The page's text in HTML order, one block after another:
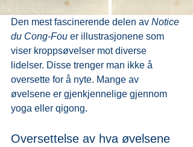
Den mest fascinerende delen av Notice
du Cong-Fou er illustrasjonene som
viser kroppsøvelser mot diverse
lidelser. Disse trenger man ikke å
oversette for å nyte. Mange av
øvelsene er gjenkjennelige gjennom
yoga eller qigong.
Oversettelse av hva øvelsene